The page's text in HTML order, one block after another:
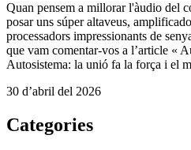
Quan pensem a millorar l'àudio del
posar uns súper altaveus,
processadors impressionants de
que vam comentar-vos a l’article «
Autosistema: la unió fa la força i el
30 d’abril del 2026
Categories